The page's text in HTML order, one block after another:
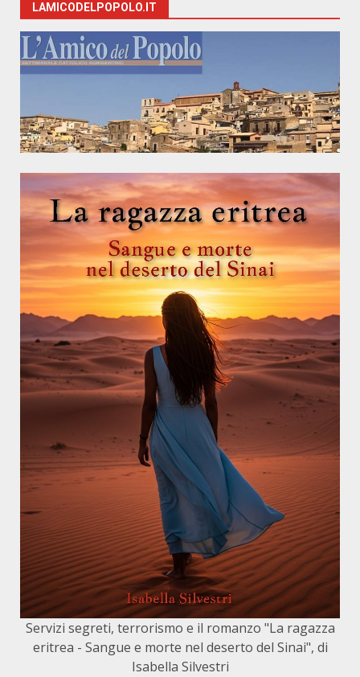
LAMICODELPOPOLO.IT
Servizi segreti, terrorismo e il romanzo "La ragazza
eritrea - Sangue e morte nel deserto del Sinai", di
Isabella Silvestri